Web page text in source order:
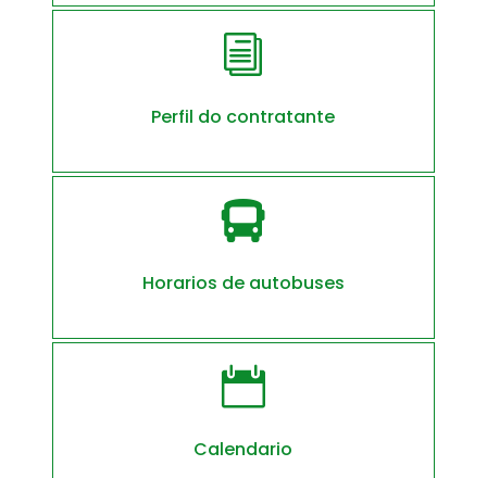
i
Perfil do contratante

Horarios de autobuses

Calendario